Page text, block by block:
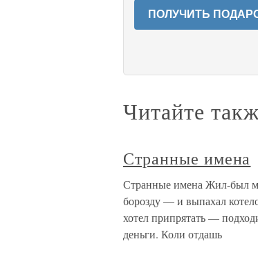
ПОЛУЧИТЬ
Читайте
Странные имена
Странные имена Жил-был
борозду — и выпахал
хотел припрятать —
деньги. Коли отдашь